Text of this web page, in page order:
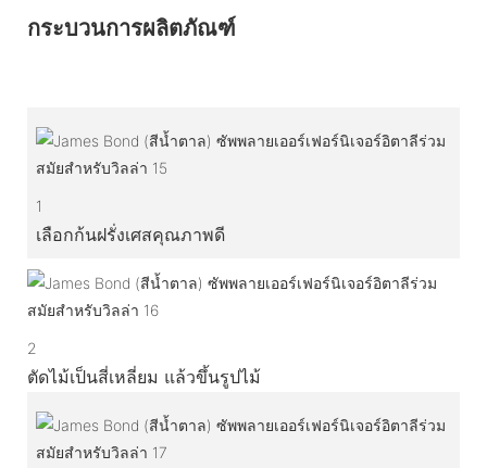
กระบวนการผลิตภัณฑ์
1
เลือกก้นฝรั่งเศสคุณภาพดี
2
ตัดไม้เป็นสี่เหลี่ยม แล้วขึ้นรูปไม้